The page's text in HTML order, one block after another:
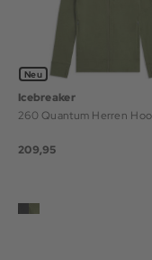
Neu
Icebreaker
260 Quantum Herren
209,95